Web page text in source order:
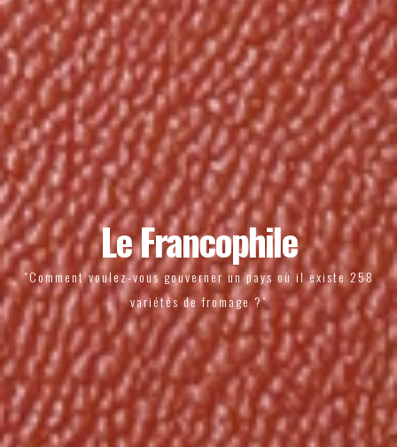
Le Francophile
"Comment voulez-vous gouverner un pays où il existe 258
variétés de fromage ?"